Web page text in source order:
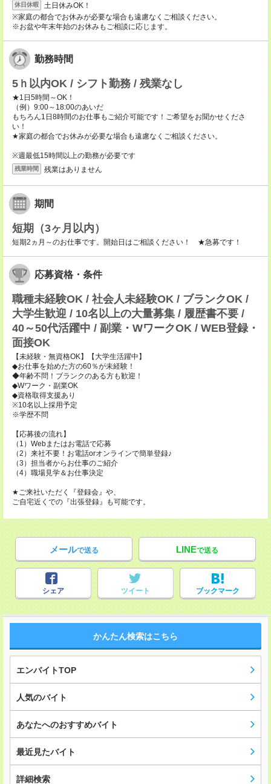
休日休暇
土日休みOK！
※家庭の都合でお休みが必要な場合も遠慮なくご相談ください。
※お盆や年末年始のお休みもご相談に応じます。
勤務時間
5ｈ以内OK / シフト勤務 / 残業なし
★1日5時間～OK！
（例）9:00～18:00のあいだ
もちろん1日8時間のお仕事もご紹介可能です！ご希望をお聞かせくださ
い！
★家庭の都合でお休みが必要な場合も遠慮なくご相談ください。
※週最低15時間以上の勤務が必要です
残業時間 残業はありません
期間
短期（3ヶ月以内）
短期2ヵ月～のお仕事です。開始日はご相談ください！ ★急募です！
応募資格・条件
職種未経験OK / 社会人未経験OK / ブランクOK /
大学生歓迎 / 10名以上の大量募集 / 履歴書不要 /
40～50代活躍中 / 副業・WワークOK / WEB登録・
面接OK
【未経験・無資格OK】【大学生活躍中】
◆お仕事を始めた方の60％が未経験！
◆年齢不問！ブランクのある方も歓迎！
◆Wワーク・副業OK
◆資格取得支援あり
※10名以上採用予定
※学歴不問
【応募後の流れ】
（1）Webまたはお電話で応募
（2）来社不要！お電話orオンラインで簡単登録♪
（3）担当者からお仕事のご紹介
（4）職場見学＆お仕事決定
★ご来社いただく『登録会』や、
ご自宅近くでの『出張登録』も可能です。
メールで送る LINEで送る
シェア ツイート ブックマーク
かんたん検索はこちら
エンバイトTOP
人気のバイト
あなたへのおすすめバイト
最近見たバイト
詳細検索